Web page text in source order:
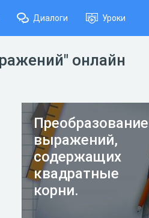
Диалоги Уроки
онлайн
Преобразование
выражений,
содержащих
квадратные
корни.